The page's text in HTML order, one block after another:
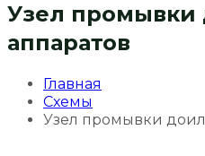
Узел промывки
аппаратов
Главная
Схемы
Узел промывки